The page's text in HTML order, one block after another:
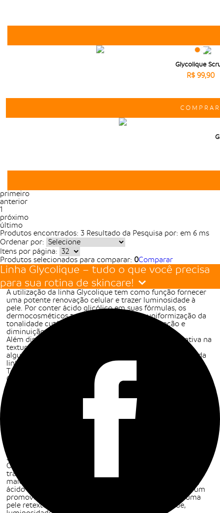
Glycolique
R$ 99,90
COMPRAR
primeiro
anterior
1
próximo
último
Produtos encontrados: 3 Resultado da Pesquisa por: em 6 ms
Ordenar por:
Itens por página:
Produtos selecionados para comparar: 0Comparar
Linha Glycolique – tudo o que você precisa
para sua rotina de skincare!
A utilização da linha Glycolique tem como função fornecer
uma potente renovação celular e trazer luminosidade à
pele. Por conter ácido glicólico em suas fórmulas, os
dermocosméticos também promovem a uniformização da
tonalidade cutânea e colaboram para a suavização e
diminuição de manchas.
Além disso, os ativos proporcionam melhora significativa na
textura, reduzindo também os poros dilatados. Veja
algumas das particularidades de cada um dos produtos da
linha.
Tônico Glycolique Daily Peel
O tônico facial contém em sua fórmula 7% de ácido
glicólico. O tônico também apresenta Aloe Vera em sua
mais macia, trazendo refrescância no local de aplicação.
também serve para finalizar a
etapa da limpeza. Logo, para usar, é só higienizar a pele com
Sérum Glycolique Intense Peel
O Sérum Glycolique
transformar a textura da pele do rosto. Formulado com a
maior concentração de ácidos renovadores do mercado,
ácido salicílico, ácido glicólico e ácido mandélico, o sérum
promove profunda renovação celular e proporciona uma
pele retexturizada, ou seja, com maior uniformidade,